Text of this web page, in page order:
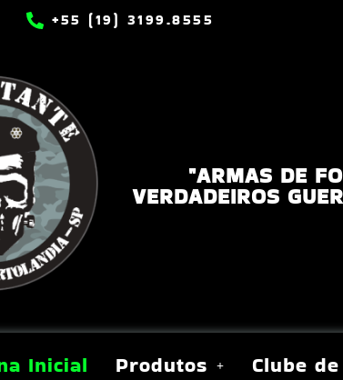
+55 (19) 3199.8555
"ARMAS DE
VERDADEIROS
Inicial Produtos Clube